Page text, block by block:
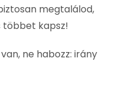
megtalálod,
többet kapsz!
ne habozz: irány